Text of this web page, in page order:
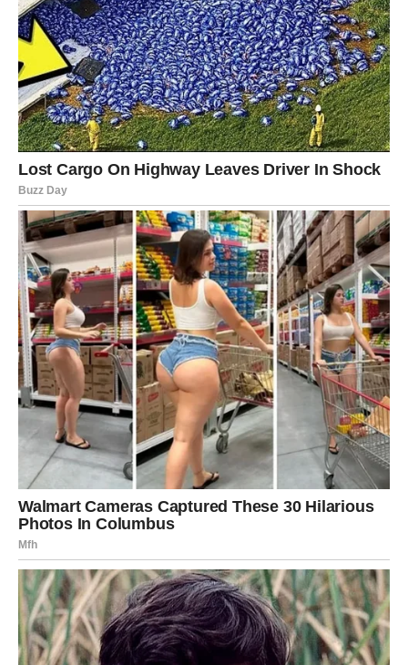
Vaga će imati priliku da pokaže svoju diplomatičnost,
inteligenciju i sposobnost da povezuje ljude. Upravo te
osobine mogu je dovesti do uspeha koji je dugo
priželjkivala.
Ako bude verovala u svoje sposobnosti i prihvatila nove
izazove, Vaga može napraviti veliki korak napred.